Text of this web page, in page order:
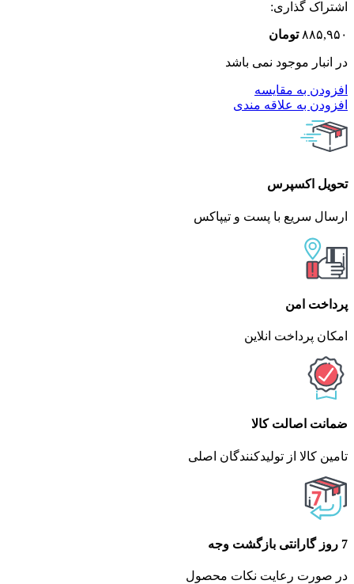
اشتراک گذاری:
۸۸۵,۹۵۰ تومان
در انبار موجود نمی باشد
افزودن به مقایسه
افزودن به علاقه مندی
تحویل اکسپرس
ارسال سریع با پست و تیپاکس
پرداخت امن
امکان پرداخت انلاین
ضمانت اصالت کالا
تامین کالا از تولیدکنندگان اصلی
7 روز گارانتی بازگشت وجه
در صورت رعایت نکات محصول